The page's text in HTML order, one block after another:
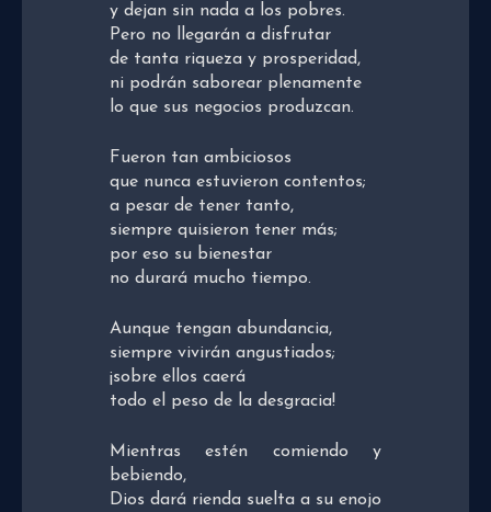
y dejan sin nada a los pobres.
Pero no llegarán a disfrutar
de tanta riqueza y prosperidad,
ni podrán saborear plenamente
lo que sus negocios produzcan.
Fueron tan ambiciosos
que nunca estuvieron contentos;
a pesar de tener tanto,
siempre quisieron tener más;
por eso su bienestar
no durará mucho tiempo.
Aunque tengan abundancia,
siempre vivirán angustiados;
¡sobre ellos caerá
todo el peso de la desgracia!
Mientras estén comiendo y
bebiendo,
Dios dará rienda suelta a su enojo